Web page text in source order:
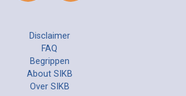
Disclaimer
FAQ
Begrippen
About SIKB
Over SIKB